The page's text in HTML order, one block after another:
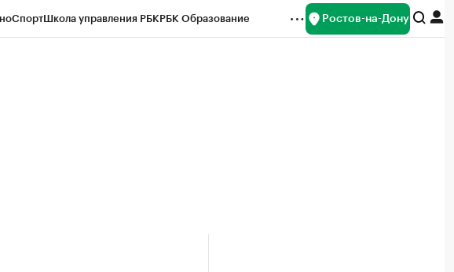
СпортШкола управления РБКРБК Образование Ростов-на-Дону